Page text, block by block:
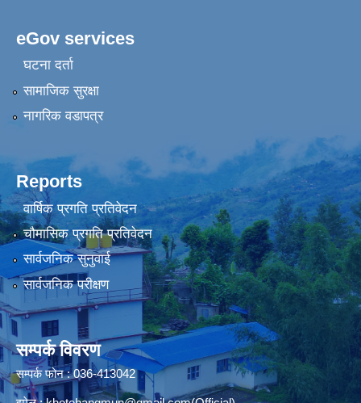
eGov services
घटना दर्ता
सामाजिक सुरक्षा
नागरिक वडापत्र
Reports
वार्षिक प्रगति प्रतिवेदन
चौमासिक प्रगति प्रतिवेदन
सार्वजनिक सुनुवाई
सार्वजनिक परीक्षण
सम्पर्क विवरण
सम्पर्क फोन : 036-413042